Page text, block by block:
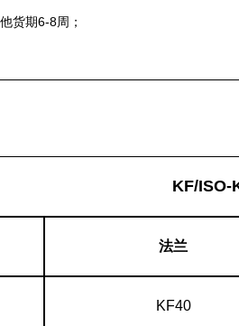
货期6-8周；
KF/ISO-
法兰
KF40